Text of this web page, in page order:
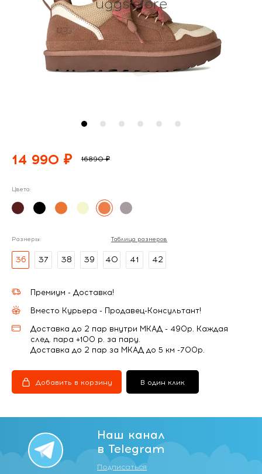
14 990 ₽ 16890 ₽
Цвета:
Размеры: Таблица размеров
36 37 38 39 40 41 42
Премиум - Доставка!
Вместо Курьера - Продавец-Консультант!
Доставка до 2 пар внутри МКАД - 490р. Каждая
след. пара +100 р. за пару.
Доставка до 2 пар за МКАД до 5 км -700р.
Добавить в корзину В один клик
Наш канал
в Telegram
Подписаться